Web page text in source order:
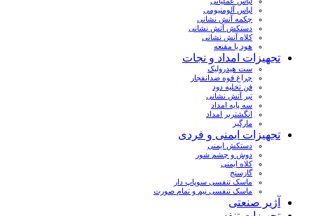
لباس آلومنیومی
چکمه آتش نشانی
دستکش آتش نشانی
کلاه آتش نشانی
هود یا مقنعه
تجهیزات امداد و نجات
ست هیدرولیک
چراغ قوه ضدانفجار
فن تخلیه دود
تبر آتش نشانی
سه پایه امداد
انگشتربر امداد
مارگیر
تجهیزات ایمنی و فردی
دستکش ایمنی
دوش و چشم شور
کلاه ایمنی
گازسنج
ماسک تنفسی سوپاپ دار
ماسک تنفسی نیم و تمام صورت
آژیر صنعتی